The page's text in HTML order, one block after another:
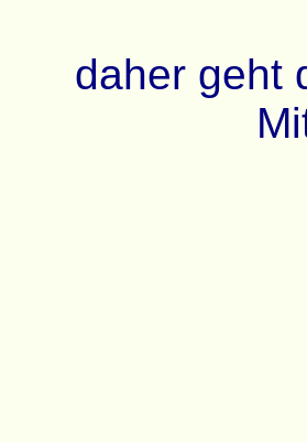
daher geht